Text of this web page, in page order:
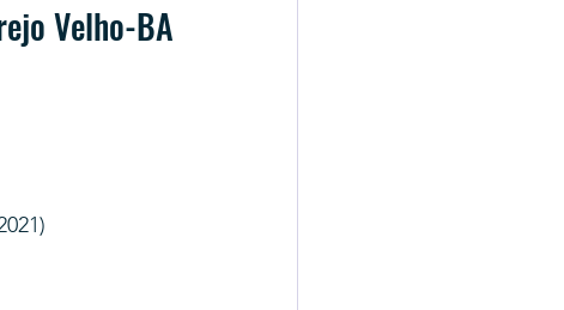
Velho-BA